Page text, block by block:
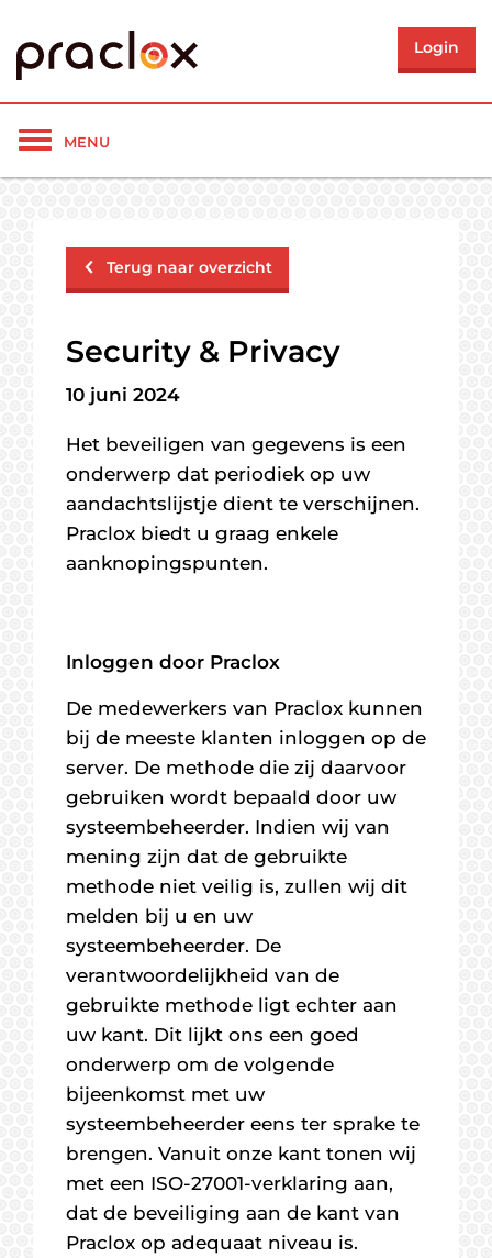
Login
Toon/verberg
MENU
Terug naar overzicht
Security & Privacy
10 juni 2024
Het beveiligen van gegevens is een
onderwerp dat periodiek op uw
aandachtslijstje dient te verschijnen.
Praclox biedt u graag enkele
aanknopingspunten.
Inloggen door Praclox
De medewerkers van Praclox kunnen
bij de meeste klanten inloggen op de
server. De methode die zij daarvoor
gebruiken wordt bepaald door uw
systeembeheerder. Indien wij van
mening zijn dat de gebruikte
methode niet veilig is, zullen wij dit
melden bij u en uw
systeembeheerder. De
verantwoordelijkheid van de
gebruikte methode ligt echter aan
uw kant. Dit lijkt ons een goed
onderwerp om de volgende
bijeenkomst met uw
systeembeheerder eens ter sprake te
brengen. Vanuit onze kant tonen wij
met een ISO-27001-verklaring aan,
dat de beveiliging aan de kant van
Praclox op adequaat niveau is.